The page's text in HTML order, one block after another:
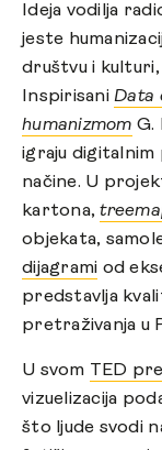
Ideja vodilja
jeste
društvu i kulturi,
InspirisaniData
humanizmom G.
igraju digitalnim
načine. U
kartona,
objekata,
dijagrami od
predstavlja
pretraživanja u
U svom TED
vizuelizacija
što ljude svodi